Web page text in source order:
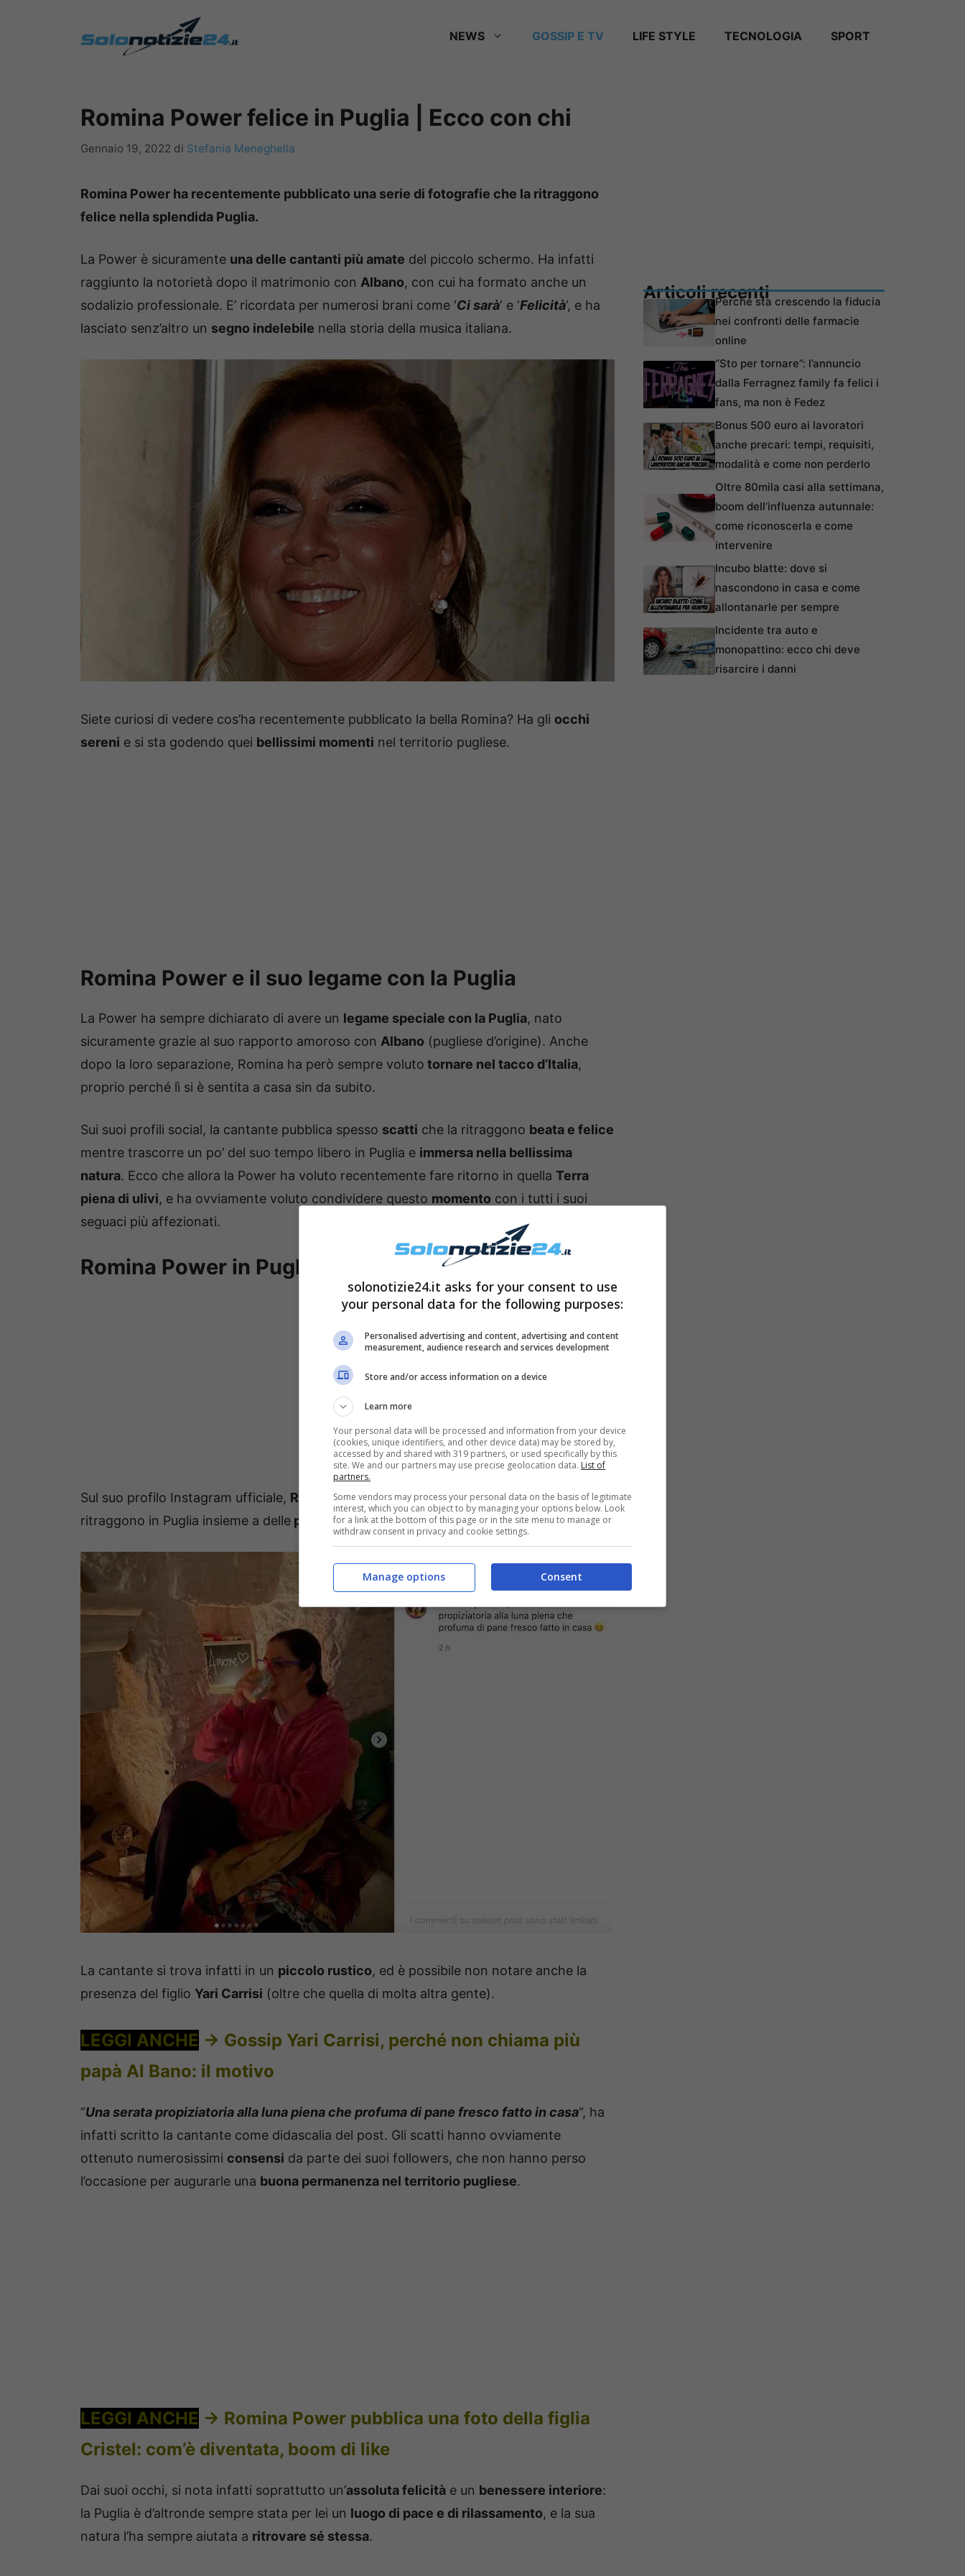
NEWS GOSSIP E TV LIFE STYLE TECNOLOGIA SPORT
Romina Power felice in Puglia | Ecco con chi
Gennaio 19, 2022 di Stefania Meneghella
Romina Power ha recentemente pubblicato una serie di fotografie che la ritraggono
felice nella splendida Puglia.
La Power è sicuramente una delle cantanti più amate del piccolo schermo. Ha infatti
raggiunto la notorietà dopo il matrimonio con Albano, con cui ha formato anche un
sodalizio professionale. E’ ricordata per numerosi brani come ‘Ci sarà‘ e ‘Felicità‘, e ha
lasciato senz’altro un segno indelebile nella storia della musica italiana.
Siete curiosi di vedere cos’ha recentemente pubblicato la bella Romina? Ha gli occhi
sereni e si sta godendo quei bellissimi momenti nel territorio pugliese.
Romina Power e il suo legame con la Puglia
La Power ha sempre dichiarato di avere un legame speciale con la Puglia, nato
sicuramente grazie al suo rapporto amoroso con Albano (pugliese d’origine). Anche
dopo la loro separazione, Romina ha però sempre voluto tornare nel tacco d’Italia,
proprio perché lì si è sentita a casa sin da subito.
Sui suoi profili social, la cantante pubblica spesso scatti che la ritraggono beata e felice
mentre trascorre un po’ del suo tempo libero in Puglia e immersa nella bellissima
natura. Ecco che allora la Power ha voluto recentemente fare ritorno in quella Terra
piena di ulivi, e ha ovviamente voluto condividere questo momento con i tutti i suoi
seguaci più affezionati.
Romina Power in Puglia
Sul suo profilo Instagram ufficiale, Romina Powerha appunto postato variscattiche la
ritraggono in Puglia insieme a delle persone a lei molto care.
La cantante si trova infatti in un piccolo rustico, ed è possibile non notare anche la
presenza del figlio Yari Carrisi (oltre che quella di molta altra gente).
LEGGI ANCHE -> Gossip Yari Carrisi, perché non chiama più
papà Al Bano: il motivo
“Una serata propiziatoria alla luna piena che profuma di pane fresco fatto in casa“, ha
infatti scritto la cantante come didascalia del post. Gli scatti hanno ovviamente
ottenuto numerosissimi consensi da parte dei suoi followers, che non hanno perso
l’occasione per augurarle una buona permanenza nel territorio pugliese.
LEGGI ANCHE -> Romina Power pubblica una foto della figlia
Cristel: com’è diventata, boom di like
Dai suoi occhi, si nota infatti soprattutto un’assoluta felicità e un benessere interiore:
la Puglia è d’altronde sempre stata per lei un luogo di pace e di rilassamento, e la sua
natura l’ha sempre aiutata a ritrovare sé stessa.
Articoli recentiPerché sta crescendo la fiducia
nei confronti delle farmacie
online
“Sto per tornare”: l’annuncio
dalla Ferragnez family fa felici i
fans, ma non è Fedez
Bonus 500 euro ai lavoratori
anche precari: tempi, requisiti,
modalità e come non perderlo
Oltre 80mila casi alla settimana,
boom dell’influenza autunnale:
come riconoscerla e come
intervenire
Incubo blatte: dove si
nascondono in casa e come
allontanarle per sempre
Incidente tra auto e
monopattino: ecco chi deve
risarcire i danni
solonotizie24.it asks for your consent to use
your personal data for the following purposes:
Personalised advertising and content, advertising and content
measurement, audience research and services development
Store and/or access information on a device
Learn more
Your personal data will be processed and information from your device
(cookies, unique identifiers, and other device data) may be stored by,
accessed by and shared with 319 partners, or used specifically by this
site. We and our partners may use precise geolocation data. List of
partners.
Some vendors may process your personal data on the basis of legitimate
interest, which you can object to by managing your options below. Look
for a link at the bottom of this page or in the site menu to manage or
withdraw consent in privacy and cookie settings.
Consent
Manage options